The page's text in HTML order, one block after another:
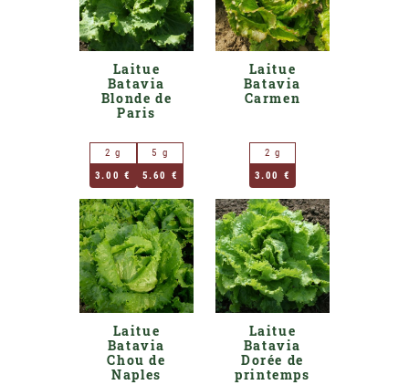
Laitue
Batavia
Blonde de
Paris
2 g
3.00 €
5 g
5.60 €
Laitue
Batavia
Carmen
2 g
3.00 €
Laitue
Batavia
Chou de
Naples
Laitue
Batavia
Dorée de
printemps